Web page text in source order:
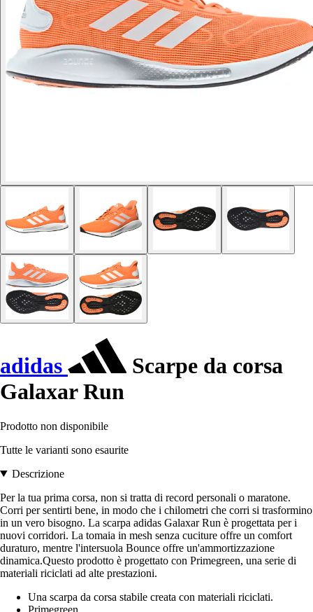
adidas
Scarpe da corsa
Galaxar Run
Prodotto non disponibile
Tutte le varianti sono esaurite
Descrizione
Per la tua prima corsa, non si tratta di record personali o maratone.
Corri per sentirti bene, in modo che i chilometri che corri si trasformino
in un vero bisogno. La scarpa adidas Galaxar Run è progettata per i
nuovi corridori. La tomaia in mesh senza cuciture offre un comfort
duraturo, mentre l'intersuola Bounce offre un'ammortizzazione
dinamica.Questo prodotto è progettato con Primegreen, una serie di
materiali riciclati ad alte prestazioni.
Una scarpa da corsa stabile creata con materiali riciclati.
Primegreen.